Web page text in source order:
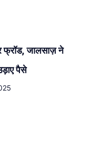
फ्रॉड, जालसाज़ ने
पैसे